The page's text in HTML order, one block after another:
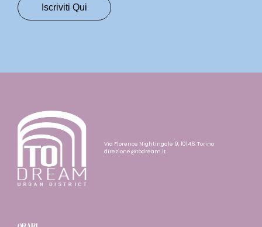
Via Florence Nightingale 9, 10146, Torino
direzione@todream.it